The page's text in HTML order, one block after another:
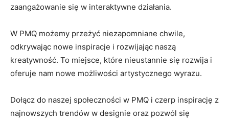
zaangażowanie się w interaktywne ⁤działania.
W‌ PMQ możemy przeżyć niezapomniane chwile,
odkrywając⁤ nowe inspiracje i rozwijając naszą
kreatywność. To miejsce, które ⁤nieustannie się rozwija i
oferuje nam nowe możliwości artystycznego wyrazu.
Dołącz do naszej społeczności w PMQ i czerp ⁤inspirację z
najnowszych⁢ trendów w designie oraz pozwól ‌się